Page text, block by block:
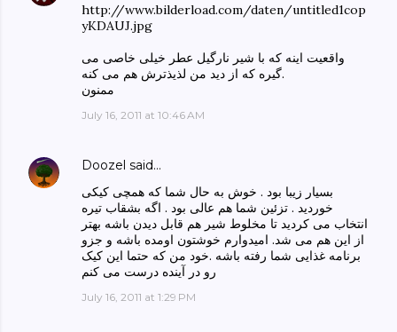
http://www.bilderload.com/daten/untitled1cop
yKDAUJ.jpg
واقعیت اینه که با شیر نارگیل عطر خیلی خاصی می
گیره که از دید من لذیذترش هم می کنه.
ممنون
July 16, 2011 at 10:46 AM
Doozel said…
بسیار زیبا بود . خوش به حال شما که همچی کیکی
خوردید . تزئین شما هم عالی بود . اگه بشقاب تیره
انتخاب می کردید تا مخلوط شیر هم قابل دیدن باشه بهتر
از این هم می شد. امیدوارم خوشتون اومده باشه و جزو
برنامه غذایی شما رفته باشه .خود من که حتما این کیک
رو در آینده درست می کنم
July 16, 2011 at 1:29 PM